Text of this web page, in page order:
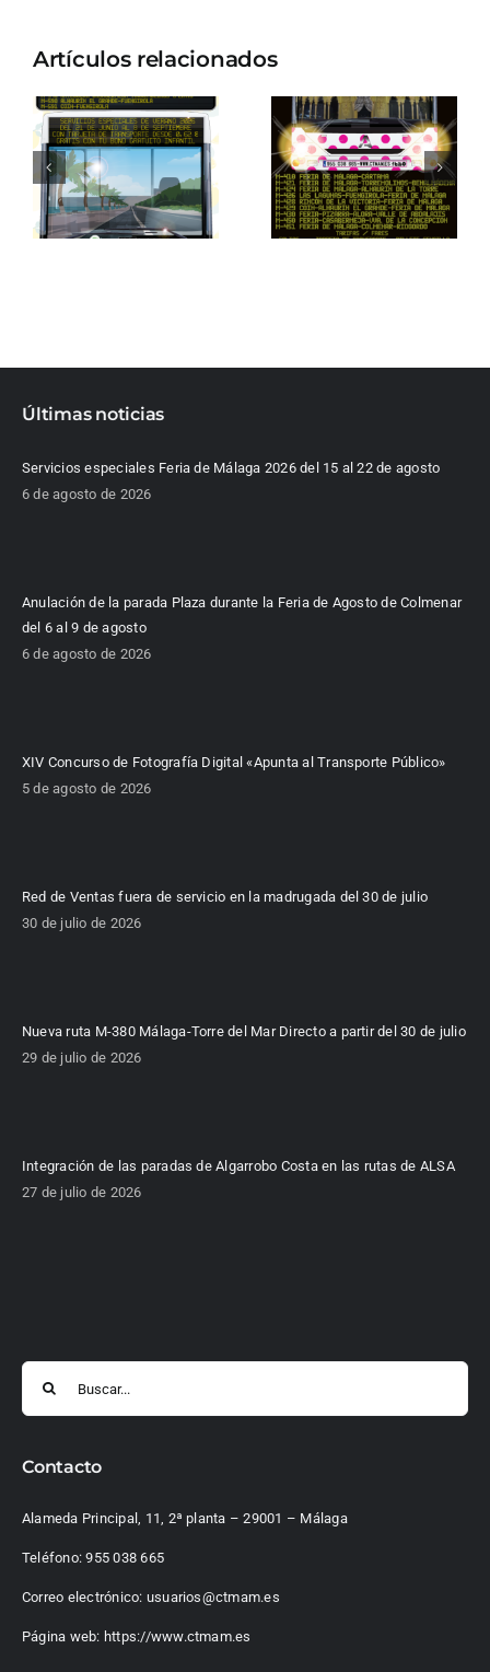
Artículos relacionados
Últimas noticias
Servicios especiales Feria de Málaga 2026 del 15 al 22 de agosto
6 de agosto de 2026
Anulación de la parada Plaza durante la Feria de Agosto de Colmenar
del 6 al 9 de agosto
6 de agosto de 2026
XIV Concurso de Fotografía Digital «Apunta al Transporte Público»
5 de agosto de 2026
Red de Ventas fuera de servicio en la madrugada del 30 de julio
30 de julio de 2026
Nueva ruta M-380 Málaga-Torre del Mar Directo a partir del 30 de julio
29 de julio de 2026
Integración de las paradas de Algarrobo Costa en las rutas de ALSA
27 de julio de 2026
Contacto
Alameda Principal, 11, 2ª planta – 29001 – Málaga
Teléfono:955 038 665
Correo electrónico: usuarios@ctmam.es
Página web: https://www.ctmam.es